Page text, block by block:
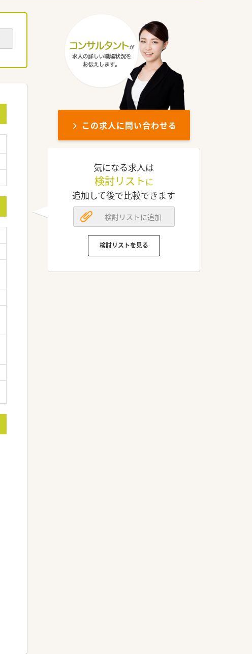
この求人に問い合わせる
気になる求人は
検討リスト に
追加して後で比較できます
検討リストに追加
検討リストを見る